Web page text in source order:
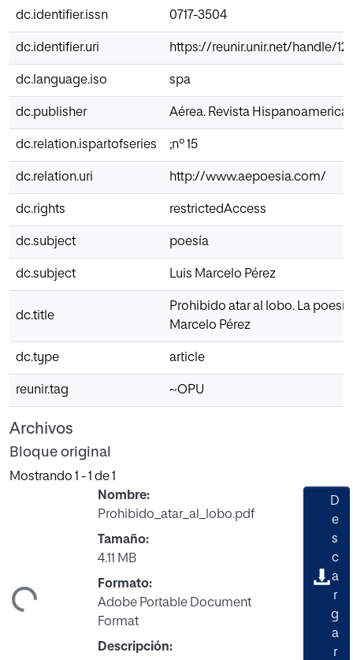
dc.identifier.issn 0717-3504
dc.identifier.uri https://reunir.unir.net/handle/
dc.language.iso spa
dc.publisher Aérea. Revista
dc.relation.ispartofseries ;nº 15
dc.relation.uri http://www.aepoesia.com/
dc.rights restrictedAccess
dc.subject poesía
dc.subject Luis Marcelo Pérez
dc.title
Prohibido atar al lobo. La
Marcelo Pérez
dc.type article
reunir.tag ~OPU
Archivos
Bloque original
Mostrando 1 - 1 de 1
Nombre:
Prohibido_atar_al_lobo.pdf
Tamaño:
4.11 MB
Formato:
Adobe Portable Document
Format
Descripción:
D
e
s
c
a
r
g
a
r